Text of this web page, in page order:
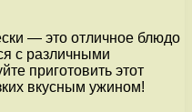
— это отличное блюдо
с различными
приготовить этот
вкусным ужином!